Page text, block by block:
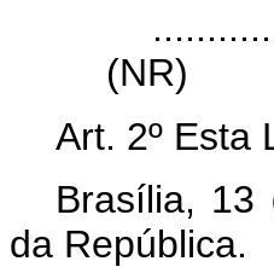
(NR)
Art. 2º Esta
Brasília, 13
da República.